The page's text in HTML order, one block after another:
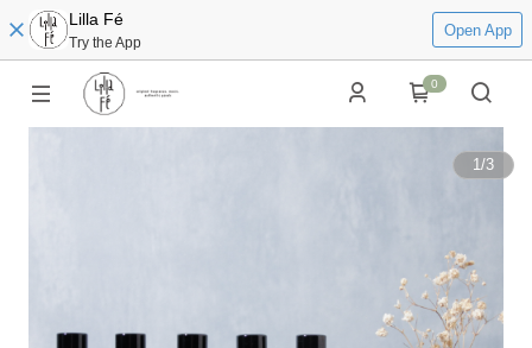
Lilla Fé
Try the App
Open App
0
1/3